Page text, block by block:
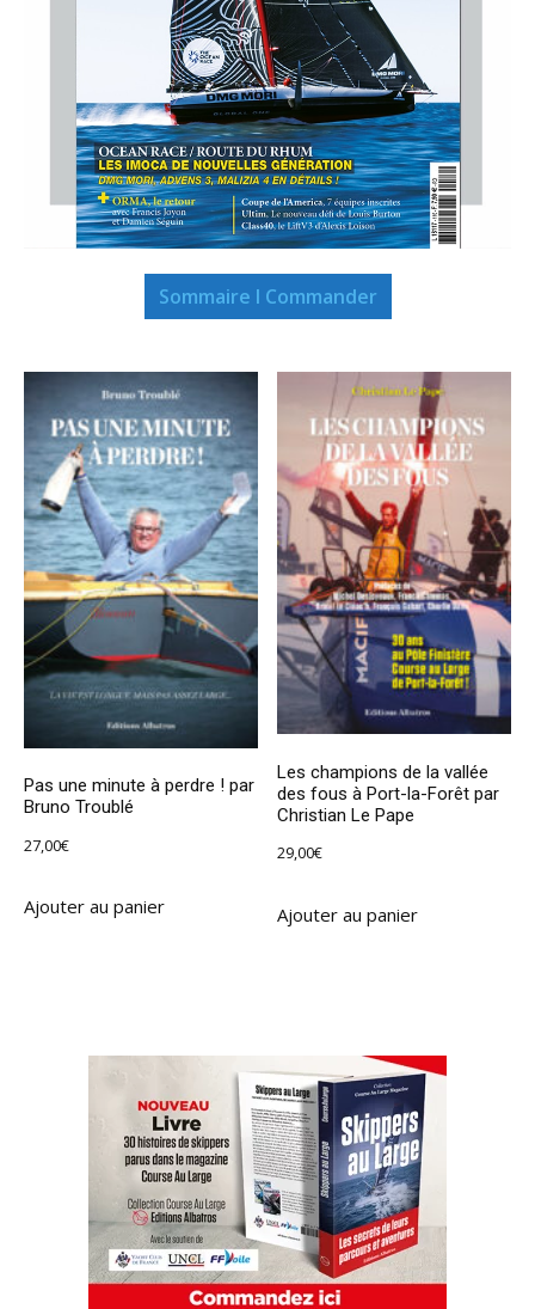
Sommaire I Commander
Pas une minute à perdre ! par
Bruno Troublé
27,00€
Ajouter au panier
Les champions de la vallée
des fous à Port-la-Forêt par
Christian Le Pape
29,00€
Ajouter au panier